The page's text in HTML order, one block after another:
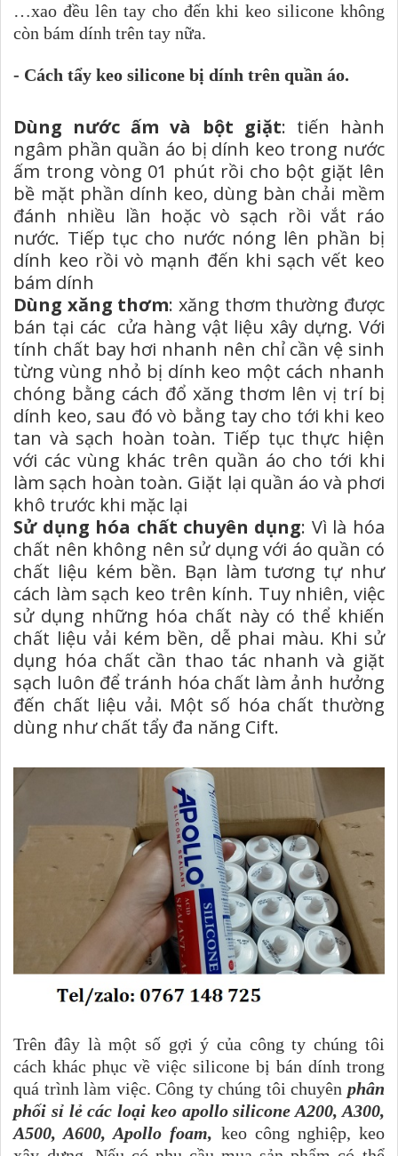
…xao đều lên tay cho đến khi keo silicone không
còn bám dính trên tay nữa.
- Cách tẩy keo silicone bị dính trên quần áo.
Dùng nước ấm và bột giặt: tiến hành
ngâm phần quần áo bị dính keo trong nước
ấm trong vòng 01 phút rồi cho bột giặt lên
bề mặt phần dính keo, dùng bàn chải mềm
đánh nhiều lần hoặc vò sạch rồi vắt ráo
nước. Tiếp tục cho nước nóng lên phần bị
dính keo rồi vò mạnh đến khi sạch vết keo
bám dính
Dùng xăng thơm: xăng thơm thường được
bán tại các cửa hàng vật liệu xây dựng. Với
tính chất bay hơi nhanh nên chỉ cần vệ sinh
từng vùng nhỏ bị dính keo một cách nhanh
chóng bằng cách đổ xăng thơm lên vị trí bị
dính keo, sau đó vò bằng tay cho tới khi keo
tan và sạch hoàn toàn. Tiếp tục thực hiện
với các vùng khác trên quần áo cho tới khi
làm sạch hoàn toàn. Giặt lại quần áo và phơi
khô trước khi mặc lại
Sử dụng hóa chất chuyên dụng: Vì là hóa
chất nên không nên sử dụng với áo quần có
chất liệu kém bền. Bạn làm tương tự như
cách làm sạch keo trên kính. Tuy nhiên, việc
sử dụng những hóa chất này có thể khiến
chất liệu vải kém bền, dễ phai màu. Khi sử
dụng hóa chất cần thao tác nhanh và giặt
sạch luôn để tránh hóa chất làm ảnh hưởng
đến chất liệu vải. Một số hóa chất thường
dùng như chất tẩy đa năng Cift.
Trên đây là một số gợi ý của công ty chúng tôi
cách khác phục về việc silicone bị bán dính trong
quá trình làm việc. Công ty chúng tôi chuyên phân
phối sỉ lẻ các loại keo apollo silicone A200, A300,
A500, A600, Apollo foam, keo công nghiệp, keo